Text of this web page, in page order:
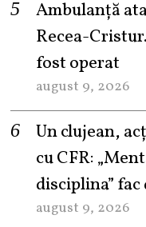
Ambulanță
Recea-
fost operat
august 9, 2026
Un clujean,
cu CFR:
disciplina”
august 9, 2026